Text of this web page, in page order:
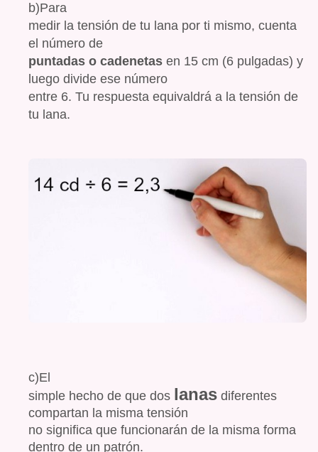
b)Para
medir la tensión de tu lana por ti mismo, cuenta
el número de
puntadas o cadenetas en 15 cm (6 pulgadas) y
luego divide ese número
entre 6. Tu respuesta equivaldrá a la tensión de
tu lana.
c)El
simple hecho de que dos lanas diferentes
compartan la misma tensión
no significa que funcionarán de la misma forma
dentro de un patrón.